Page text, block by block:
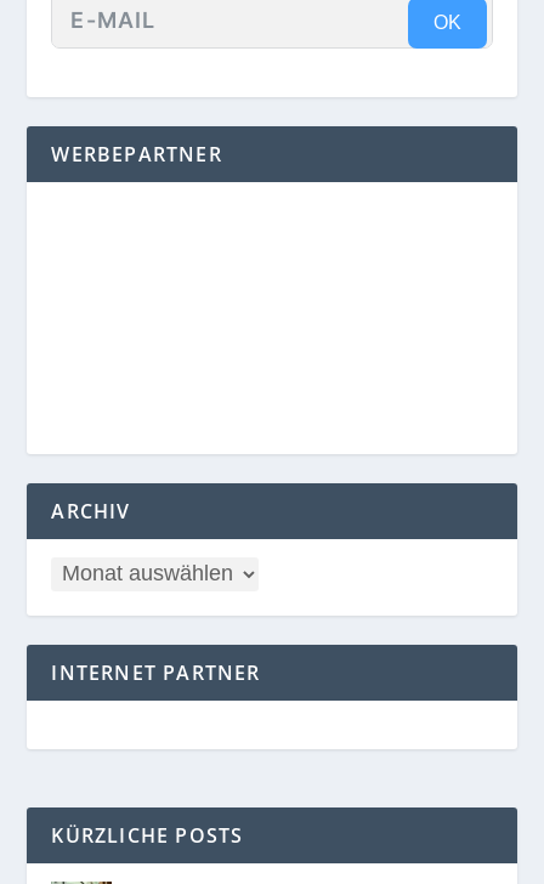
OK
WERBEPARTNER
ARCHIV
INTERNET PARTNER
KÜRZLICHE POSTS